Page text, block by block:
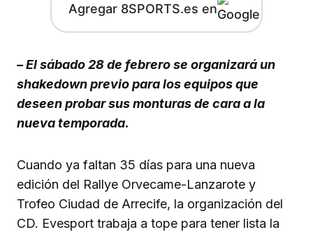
Agregar 8SPORTS.es en
– El sábado 28 de febrero se organizará un
shakedown previo para los equipos que
deseen probar sus monturas de cara a la
nueva temporada.
Cuando ya faltan 35 días para una nueva
edición del Rallye Orvecame-Lanzarote y
Trofeo Ciudad de Arrecife, la organización del
CD. Evesport trabaja a tope para tener lista la